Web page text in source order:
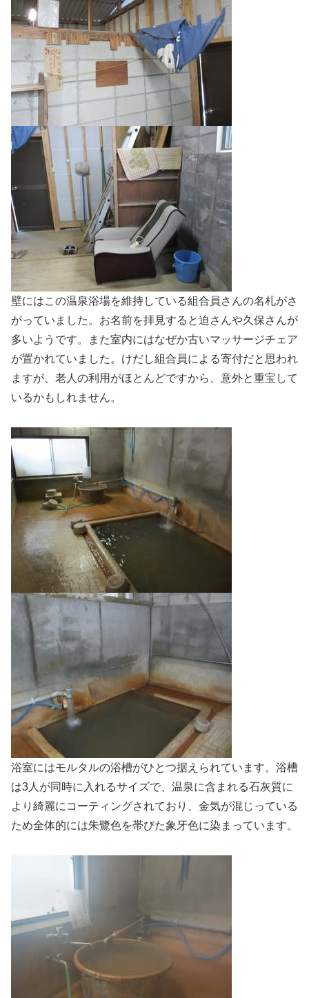
壁にはこの温泉浴場を維持している組合員さんの名札がさ
がっていました。お名前を拝見すると迫さんや久保さんが
多いようです。また室内にはなぜか古いマッサージチェア
が置かれていました。けだし組合員による寄付だと思われ
ますが、老人の利用がほとんどですから、意外と重宝して
いるかもしれません。
浴室にはモルタルの浴槽がひとつ据えられています。浴槽
は3人が同時に入れるサイズで、温泉に含まれる石灰質に
より綺麗にコーティングされており、金気が混じっている
ため全体的には朱鷺色を帯びた象牙色に染まっています。